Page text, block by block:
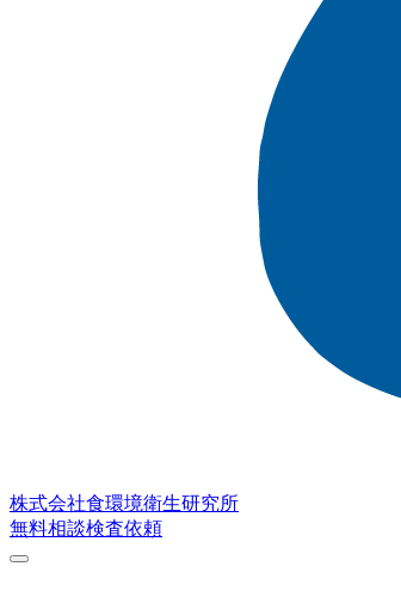
株式会社食環境衛生研究所
無料相談検査依頼